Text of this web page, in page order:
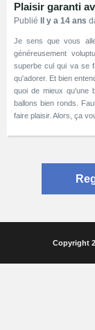
Plaisir garanti
Publié Il y a 14 ans
Je sens que vous
généreusement
superbe cul qui va se
qu'adorer. Et bien
quoi de mieux qu'une
ballons bien ronds.
faire plaisir. Alors, ça
Copyright